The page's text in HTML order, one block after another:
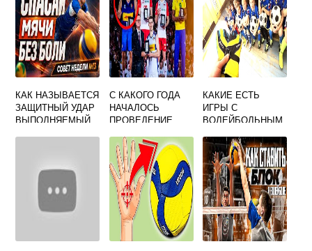
КАК НАЗЫВАЕТСЯ
ЗАЩИТНЫЙ УДАР
ВЫПОЛНЯЕМЫЙ
С КАКОГО ГОДА
НАЧАЛОСЬ
ПРОВЕДЕНИЕ
МИРА ПО
ВОЛЕЙБОЛУ ДЛЯ
МУЖСКИХ
КОМАНД
КАКИЕ ЕСТЬ
ИГРЫ С
ВОЛЕЙБОЛЬНЫМ